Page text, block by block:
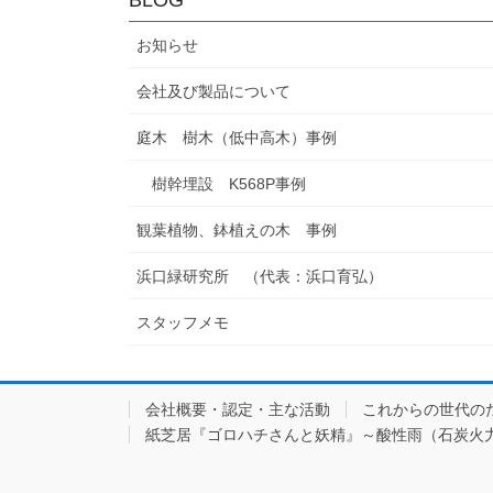
お知らせ
会社及び製品について
庭木 樹木（低中高木）事例
樹幹埋設 K568P事例
観葉植物、鉢植えの木 事例
浜口緑研究所 （代表：浜口育弘）
スタッフメモ
会社概要・認定・主な活動
これからの世代の
紙芝居『ゴロハチさんと妖精』～酸性雨（石炭火